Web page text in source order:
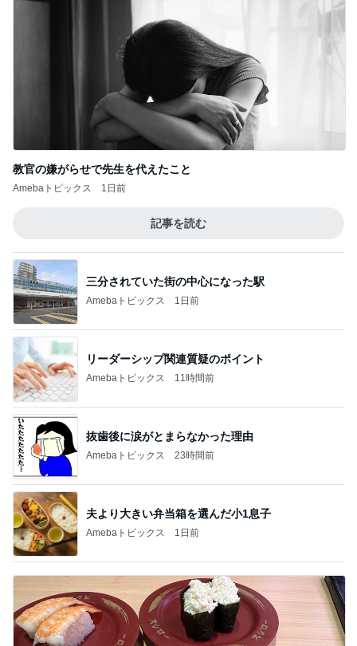
教官の嫌がらせで先生を代えたこと
Amebaトピックス 1日前
記事を読む
三分されていた街の中心になった駅
Amebaトピックス 1日前
リーダーシップ関連質疑のポイント
Amebaトピックス 11時間前
抜歯後に涙がとまらなかった理由
Amebaトピックス 23時間前
夫より大きい弁当箱を選んだ小1息子
Amebaトピックス 1日前